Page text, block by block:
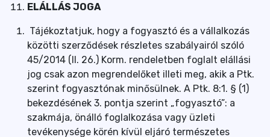
ELÁLLÁS JOGA
Tájékoztatjuk, hogy a fogyasztó és a vállalkozás
közötti szerződések részletes szabályairól szóló
45/2014 (II. 26.) Korm. rendeletben foglalt elállási
jog csak azon megrendelőket illeti meg, akik a Ptk.
szerint fogyasztónak minősülnek. A Ptk. 8:1. § (1)
bekezdésének 3. pontja szerint „fogyasztó”: a
szakmája, önálló foglalkozása vagy üzleti
tevékenysége körén kívül eljáró természetes